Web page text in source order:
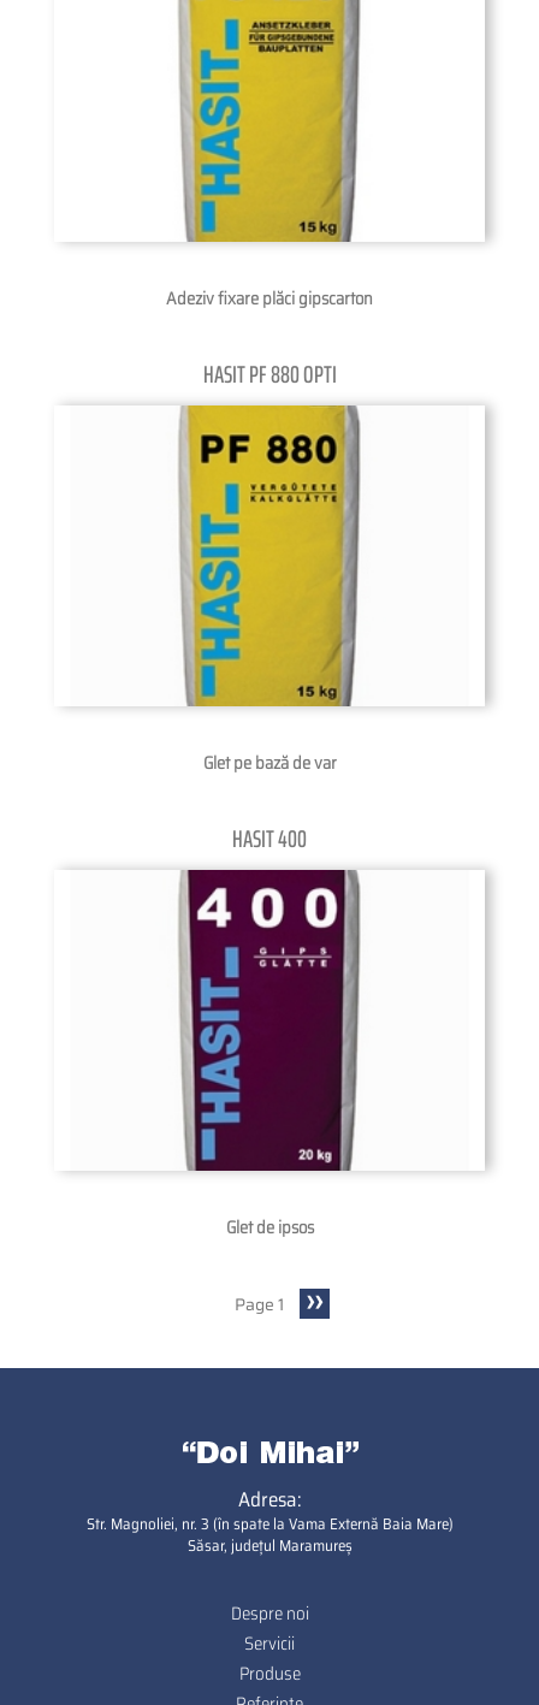
Adeziv fixare plăci gipscarton
HASIT PF 880 OPTI
Glet pe bază de var
HASIT 400
Glet de ipsos
Page 1 Next
page
››
Adresa:
Str. Magnoliei, nr. 3 (în spate la Vama Externă Baia Mare)
Săsar, județul Maramureș
Despre noi
Servicii
Produse